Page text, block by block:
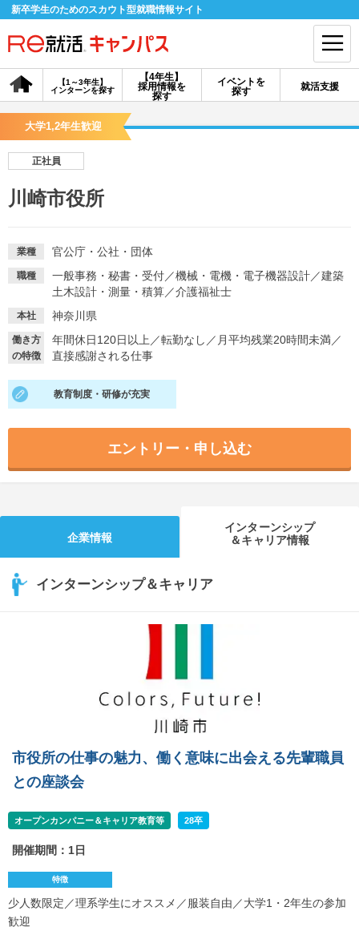
新卒学生のためのスカウト型就職情報サイト
【4年生】
採用情報を
探す
【1～3年生】
インターンを探す
イベントを
探す
就活支援
会員登録 ログイン
探す
イベントを探す スカウト
就活ノウハウ・サポート
就活支援
就活ノウハウが満載！
適職診断
あなたに合う仕事を診断！
就活チャンネル
動画で対策講座をチェック
不明点があればこちら
大学1,2年生歓迎
正社員
川崎市役所
業種 官公庁・公社・団体
職種 一般事務・秘書・受付／機械・電機・電子機器設計／建築
土木設計・測量・積算／介護福祉士
本社 神奈川県
働き方
の特徴
年間休日120日以上 ／転勤なし ／ 月平均残業20時間未満／
直接感謝される仕事
教育制度・研修が充実
エントリー・申し込む
企業情報
インターンシップ
＆キャリア情報
インターンシップ＆キャリア
市役所の仕事の魅力、働く意味に出会える先輩職員
との座談会
オープンカンパニー＆キャリア教育等 28卒
開催期間：1日
特徴
少人数限定／理系学生にオススメ／服装自由／大学1・2年生の参加
歓迎